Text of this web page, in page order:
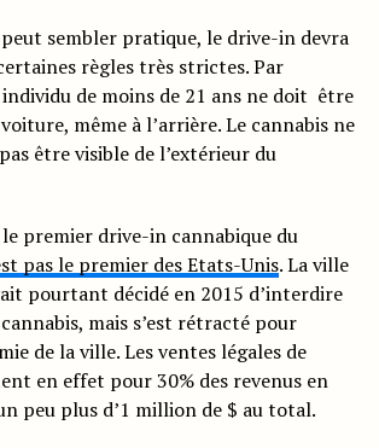
sembler pratique, le drive-in devra
règles très strictes. Par
de moins de 21 ans ne doit être
même à l’arrière. Le cannabis ne
être visible de l’extérieur du
premier drive-in cannabique du
pas le premier des Etats-Unis. La ville
pourtant décidé en 2015 d’interdire
mais s’est rétracté pour
de la ville. Les ventes légales de
en effet pour 30% des revenus en
peu plus d’1 million de $ au total.